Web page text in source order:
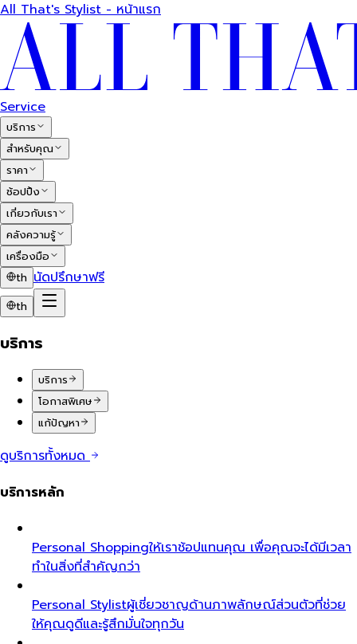
All That's Stylist - หน้าแรก
Service
บริการ
สำหรับคุณ
ราคา
ช้อปปิ้ง
เกี่ยวกับเรา
คลังความรู้
เครื่องมือ
th นัดปรึกษาฟรี
th
บริการ
บริการ
โอกาสพิเศษ
แก้ปัญหา
ดูบริการทั้งหมด
บริการหลัก
Personal Shoppingให้เราช้อปแทนคุณ เพื่อคุณจะได้มีเวลา
ทำในสิ่งที่สำคัญกว่า
Personal Stylistผู้เชี่ยวชาญด้านภาพลักษณ์ส่วนตัวที่ช่วย
ให้คุณดูดีและรู้สึกมั่นใจทุกวัน